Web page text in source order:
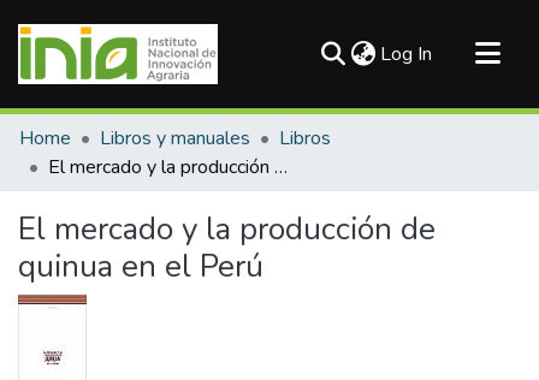
Log In (current)
Communities & Collections
All of DSpace
Home Libros y manuales
Libros
El mercado y la producción de quinua en el Perú
El mercado y la producción de
quinua en el Perú